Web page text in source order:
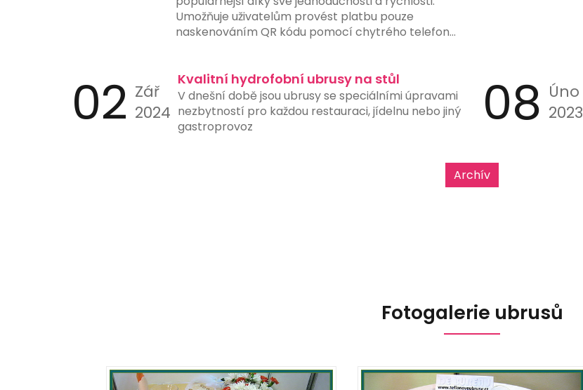
Umožňuje uživatelům provést platbu pouze
naskenováním QR kódu pomocí chytrého telefonu
ručního zadávání čísel účtů, čímž snižuje riziko chyb
a urychluje proces platby. Mnohé banky a finanční
instituce nyní nabízejí možnost generování a
skenování QR kódů přímo ve svých aplikacích, což
02 Zář
2024
Kvalitní hydrofobní ubrusy na stůl
V dnešní době jsou ubrusy se speciálními úpravami
nezbytností pro každou restauraci, jídelnu nebo jiný
gastroprovoz
08 Úno
2023
Archív
Fotogalerie ubrusů